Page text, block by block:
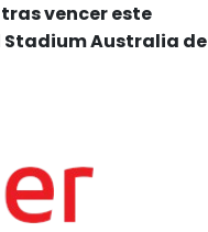
vencer este
Stadium Australia de